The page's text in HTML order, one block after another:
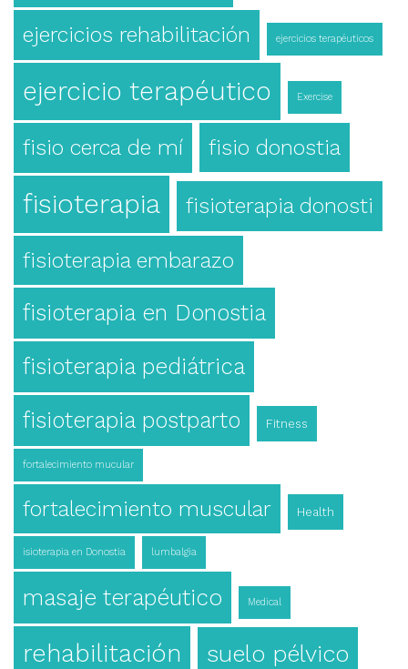
ejercicios rehabilitación ejercicios terapéuticos
ejercicio terapéutico Exercise
fisio cerca de mí fisio donostia
fisioterapia fisioterapia donosti
fisioterapia embarazo
fisioterapia en Donostia
fisioterapia pediátrica
fisioterapia postparto Fitness
fortalecimiento mucular
fortalecimiento muscular Health
isioterapia en Donostia lumbalgia
masaje terapéutico Medical
rehabilitación suelo pélvico